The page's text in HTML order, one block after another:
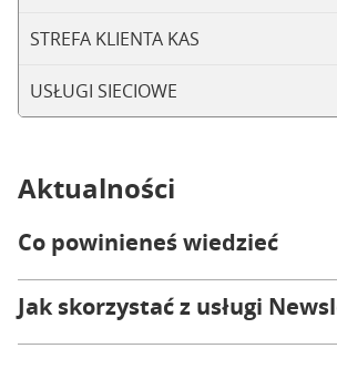
STREFA KLIENTA KAS
USŁUGI SIECIOWE
Aktualności
Co powinieneś wiedzieć
Jak skorzystać z usługi